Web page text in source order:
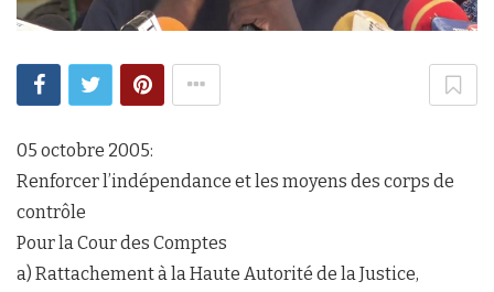
05 octobre 2005:
Renforcer l’indépendance et les moyens des corps de
contrôle
Pour la Cour des Comptes
a) Rattachement à la Haute Autorité de la Justice,